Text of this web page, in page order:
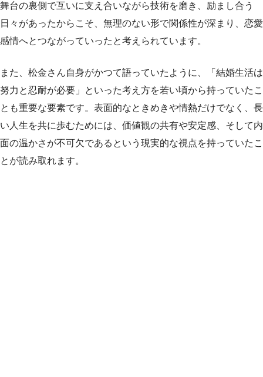
舞台の裏側で互いに支え合いながら技術を磨き、励まし合う
日々があったからこそ、無理のない形で関係性が深まり、恋愛
感情へとつながっていったと考えられています。
また、松金さん自身がかつて語っていたように、「結婚生活は
努力と忍耐が必要」といった考え方を若い頃から持っていたこ
とも重要な要素です。表面的なときめきや情熱だけでなく、長
い人生を共に歩むためには、価値観の共有や安定感、そして内
面の温かさが不可欠であるという現実的な視点を持っていたこ
とが読み取れます。